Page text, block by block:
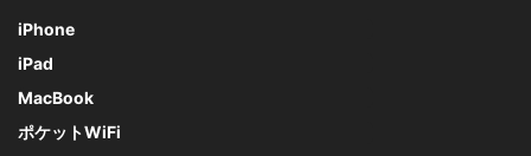
iPhone
iPad
MacBook
ポケットWiFi